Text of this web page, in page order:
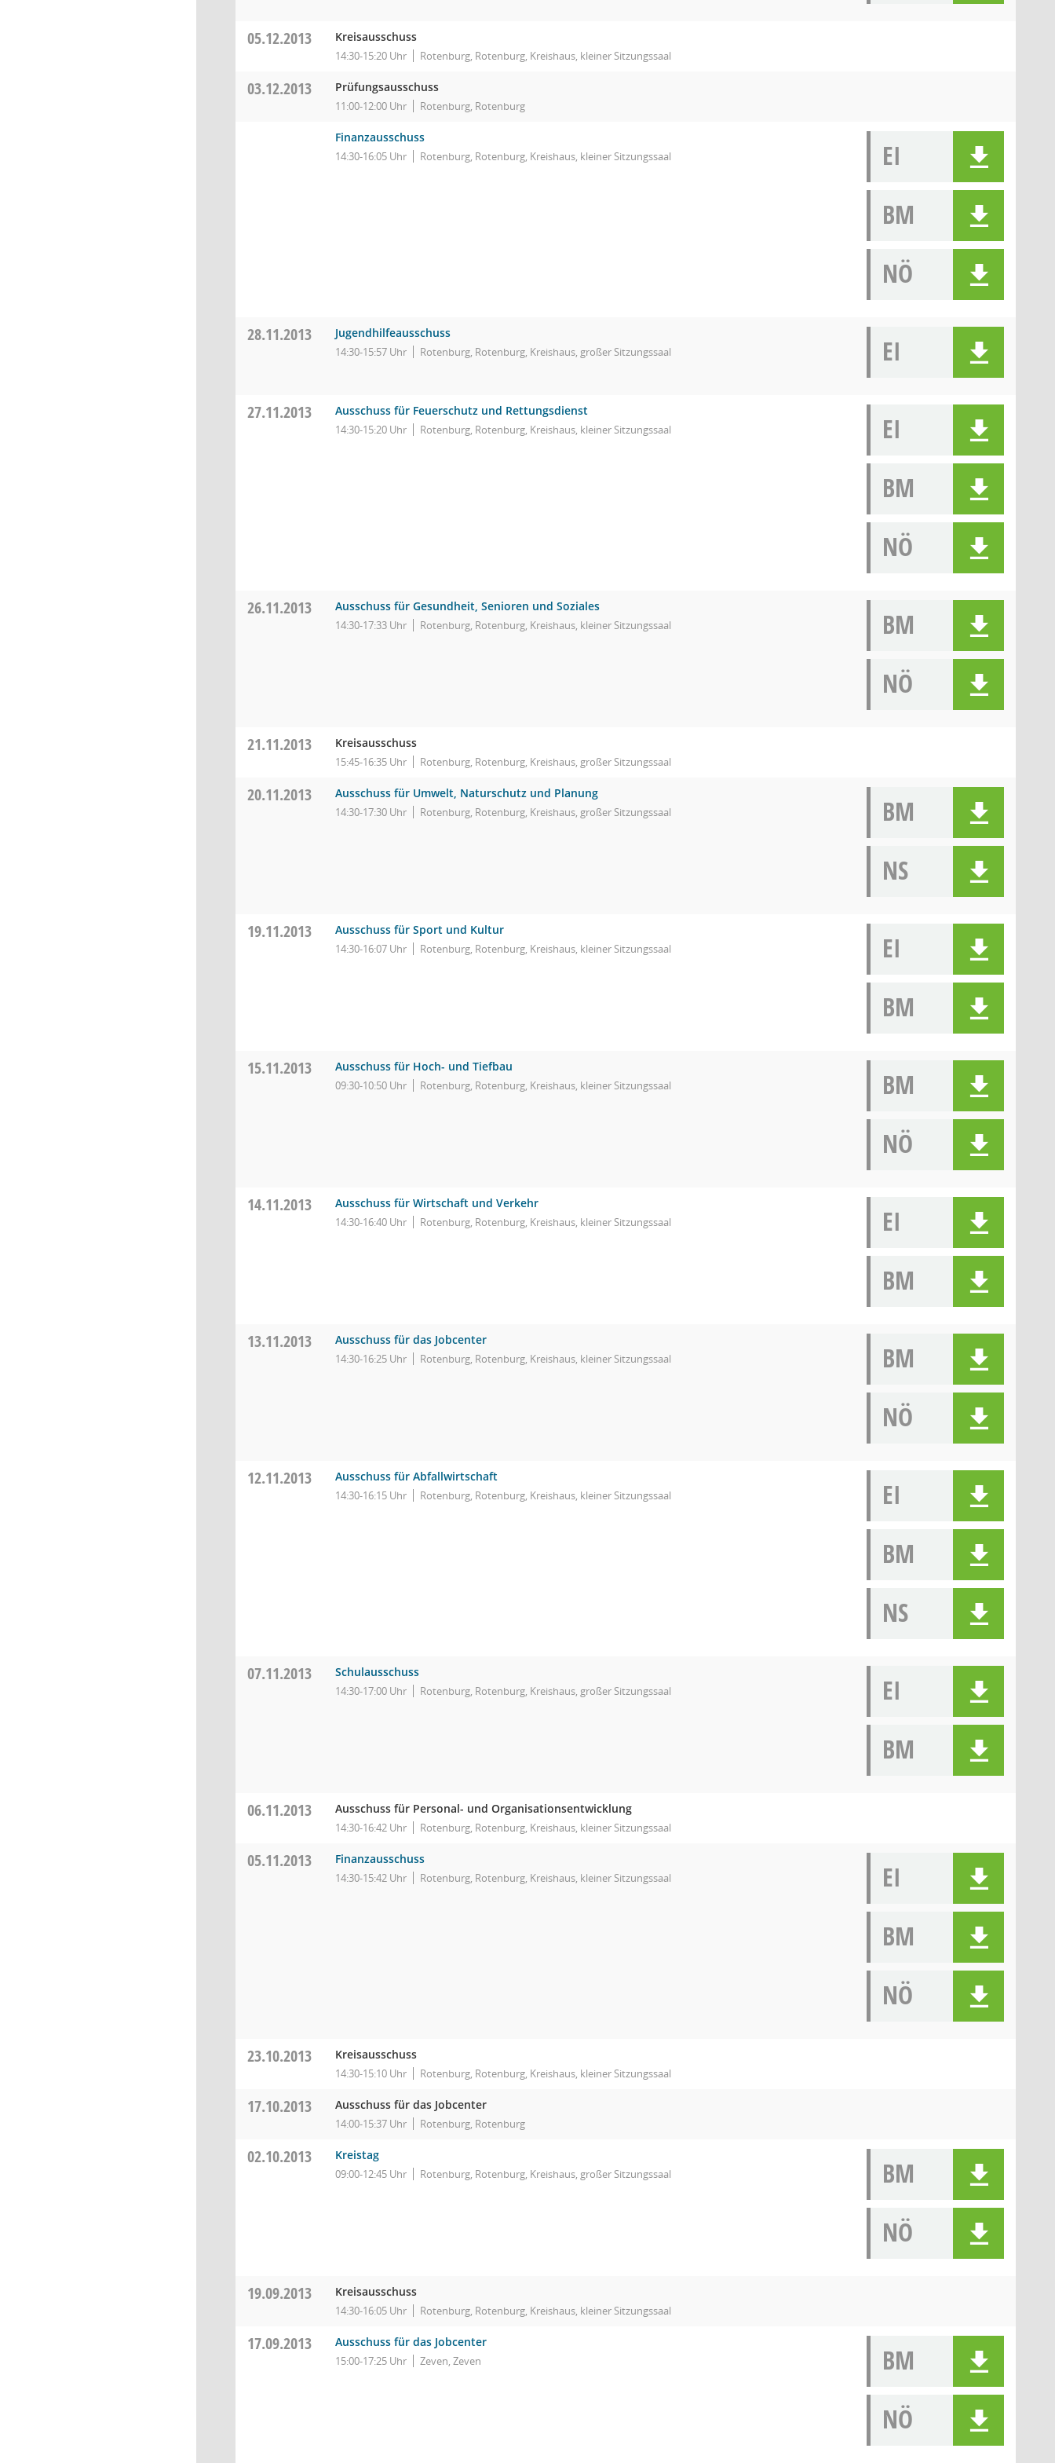
05.12.2013 Kreisausschuss
14:30-15:20 Uhr Rotenburg, Rotenburg, Kreishaus, kleiner Sitzungssaal
03.12.2013 Prüfungsausschuss
11:00-12:00 Uhr Rotenburg, Rotenburg
Finanzausschuss
14:30-16:05 Uhr Rotenburg, Rotenburg, Kreishaus, kleiner Sitzungssaal
EI
BM
NÖ
28.11.2013 Jugendhilfeausschuss
14:30-15:57 Uhr Rotenburg, Rotenburg, Kreishaus, großer Sitzungssaal EI
27.11.2013 Ausschuss für Feuerschutz und Rettungsdienst
14:30-15:20 Uhr Rotenburg, Rotenburg, Kreishaus, kleiner Sitzungssaal
EI
BM
NÖ
26.11.2013 Ausschuss für Gesundheit, Senioren und Soziales
14:30-17:33 Uhr Rotenburg, Rotenburg, Kreishaus, kleiner Sitzungssaal
BM
NÖ
21.11.2013 Kreisausschuss
15:45-16:35 Uhr Rotenburg, Rotenburg, Kreishaus, großer Sitzungssaal
20.11.2013 Ausschuss für Umwelt, Naturschutz und Planung
14:30-17:30 Uhr Rotenburg, Rotenburg, Kreishaus, großer Sitzungssaal
BM
NS
19.11.2013 Ausschuss für Sport und Kultur
14:30-16:07 Uhr Rotenburg, Rotenburg, Kreishaus, kleiner Sitzungssaal
EI
BM
15.11.2013 Ausschuss für Hoch- und Tiefbau
09:30-10:50 Uhr Rotenburg, Rotenburg, Kreishaus, kleiner Sitzungssaal
BM
NÖ
14.11.2013 Ausschuss für Wirtschaft und Verkehr
14:30-16:40 Uhr Rotenburg, Rotenburg, Kreishaus, kleiner Sitzungssaal
EI
BM
13.11.2013 Ausschuss für das Jobcenter
14:30-16:25 Uhr Rotenburg, Rotenburg, Kreishaus, kleiner Sitzungssaal
BM
NÖ
12.11.2013 Ausschuss für Abfallwirtschaft
14:30-16:15 Uhr Rotenburg, Rotenburg, Kreishaus, kleiner Sitzungssaal
EI
BM
NS
07.11.2013 Schulausschuss
14:30-17:00 Uhr Rotenburg, Rotenburg, Kreishaus, großer Sitzungssaal
EI
BM
06.11.2013 Ausschuss für Personal- und Organisationsentwicklung
14:30-16:42 Uhr Rotenburg, Rotenburg, Kreishaus, kleiner Sitzungssaal
05.11.2013 Finanzausschuss
14:30-15:42 Uhr Rotenburg, Rotenburg, Kreishaus, kleiner Sitzungssaal
EI
BM
NÖ
23.10.2013 Kreisausschuss
14:30-15:10 Uhr Rotenburg, Rotenburg, Kreishaus, kleiner Sitzungssaal
17.10.2013 Ausschuss für das Jobcenter
14:00-15:37 Uhr Rotenburg, Rotenburg
02.10.2013 Kreistag
09:00-12:45 Uhr Rotenburg, Rotenburg, Kreishaus, großer Sitzungssaal
BM
NÖ
19.09.2013 Kreisausschuss
14:30-16:05 Uhr Rotenburg, Rotenburg, Kreishaus, kleiner Sitzungssaal
17.09.2013 Ausschuss für das Jobcenter
15:00-17:25 Uhr Zeven, Zeven
BM
NÖ